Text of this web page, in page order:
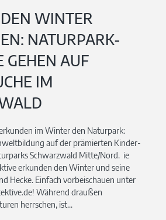
WINTER
NATURPARK-
GEHEN AUF
IM
im Winter den Naturpark:
auf der prämierten Kinder-
Schwarzwald Mitte/Nord. ie
erkunden den Winter und seine
Hecke. Einfach vorbeischauen unter
Während draußen
herrschen, ist...